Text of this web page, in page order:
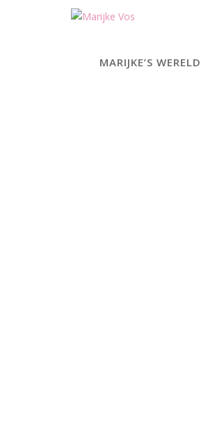
MARIJKE’S WERELD